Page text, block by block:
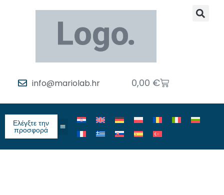
info@mariolab.hr 0,00 €
Ελέγξτε την
προσφορά